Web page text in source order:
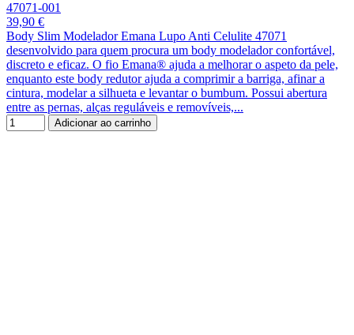
47071-001
39,90 €
Body Slim Modelador Emana Lupo Anti Celulite 47071
desenvolvido para quem procura um body modelador confortável,
discreto e eficaz. O fio Emana® ajuda a melhorar o aspeto da pele,
enquanto este body redutor ajuda a comprimir a barriga, afinar a
cintura, modelar a silhueta e levantar o bumbum. Possui abertura
entre as pernas, alças reguláveis e removíveis,...
Adicionar ao carrinho